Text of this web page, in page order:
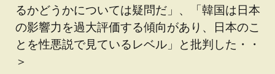
るかどうかについては疑問だ」、「韓国は日本
の影響力を過大評価する傾向があり、日本のこ
とを性悪説で見ているレベル」と批判した・・
＞